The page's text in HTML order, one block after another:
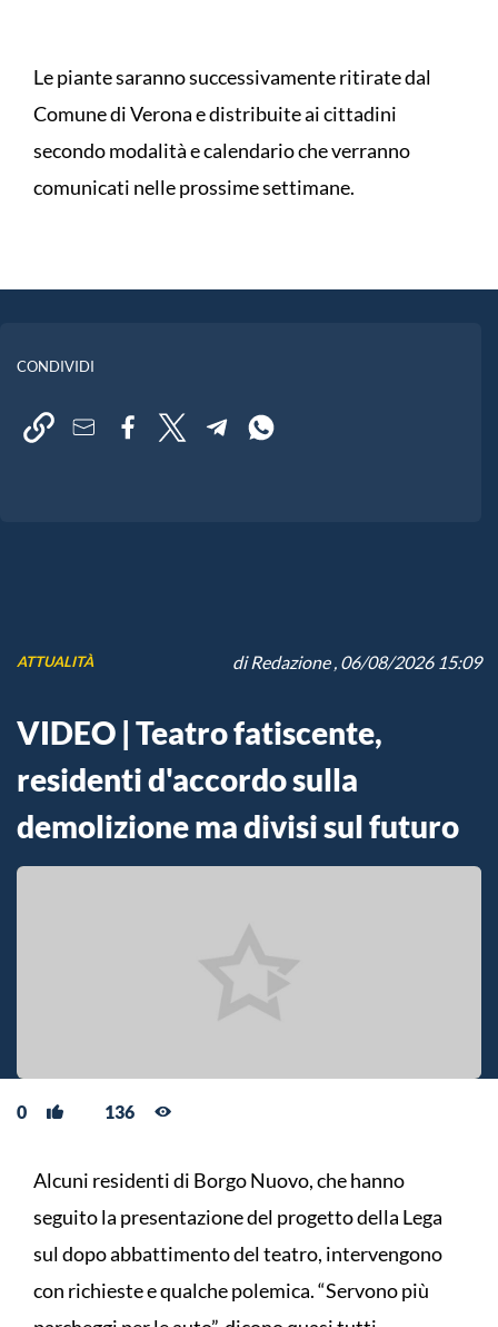
Le piante saranno successivamente ritirate dal
Comune di Verona e distribuite ai cittadini
secondo modalità e calendario che verranno
comunicati nelle prossime settimane.
CONDIVIDI
ATTUALITÀ diRedazione, 06/08/2026 15:09
VIDEO | Teatro fatiscente,
residenti d'accordo sulla
demolizione ma divisi sul futuro
0 136
Alcuni residenti di Borgo Nuovo, che hanno
seguito la presentazione del progetto della Lega
sul dopo abbattimento del teatro, intervengono
con richieste e qualche polemica. “Servono più